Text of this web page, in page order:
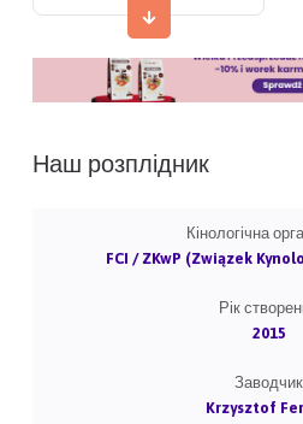
Наш розплідник
Кінологічна
FCI / ZKwP (Związek
Рік
2015
Заводчик
Krzysztof